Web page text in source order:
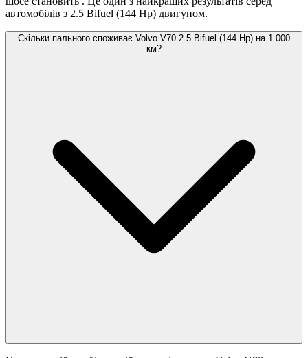
автомобілів з 2.5 Bifuel (144 Hp) двигуном.
Скільки пального споживає Volvo V70 2.5 Bifuel (144 Hp) на 1 000
км?